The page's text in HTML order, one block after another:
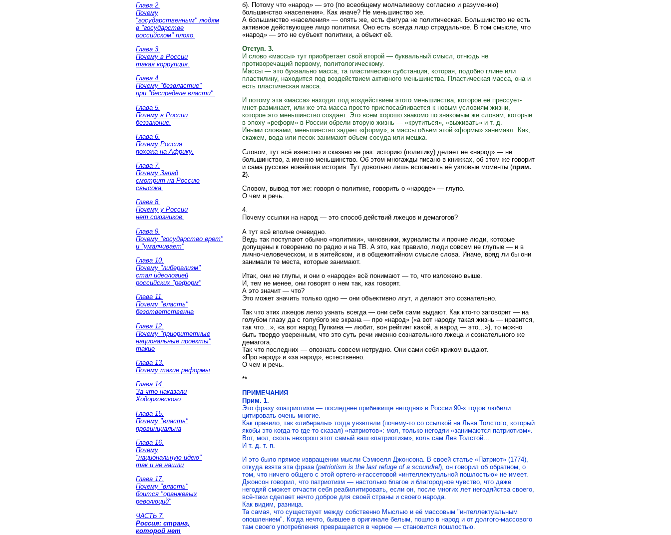
Глава 2.
Почему
"государственным" людям
в "государстве
российском" плохо.
Глава 3.
Почему в России
такая коррупция.
Глава 4.
Почему "безвластие"
при "беспределе власти".
Глава 5.
Почему в России
беззаконие.
Глава 6.
Почему Россия
похожа на Африку.
Глава 7.
Почему Запад
смотрит на Россию
свысока.
Глава 8.
Почему у России
нет союзников.
Глава 9.
Почему "государство врет"
и "умалчивает"
Глава 10.
Почему "либерализм"
стал идеологией
российских "реформ"
Глава 11.
Почему "власть"
безответственна
Глава 12.
Почему "приоритетные
национальные проекты"
такие
Глава 13.
Почему такие реформы
Глава 14.
За что наказали
Ходорковского
Глава 15.
Почему "власть"
провинциальна
Глава 16.
Почему
"национальную идею"
так и не нашли
Глава 17.
Почему "власть"
боится "оранжевых
революций"
ЧАСТЬ 7.
Россия: страна,
которой нет
б). Потому что «народ» — это (по всеобщему молчаливому согласию и разумению)
большинство «населения». Как иначе? Не меньшинство же.
А большинство «населения» — опять же, есть фигура не политическая. Большинство не есть
активное действующее лицо политики. Оно есть всегда лицо страдальное. В том смысле, что
«народ» — это не субъект политики, а объект её.
Отступ. 3.
И слово «массы» тут приобретает свой второй — буквальный смысл, отнюдь не
противоречащий первому, политологическому.
Массы — это буквально масса, та пластическая субстанция, которая, подобно глине или
пластилину, находится под воздействием активного меньшинства. Пластическая масса, она и
есть пластическая масса.
И потому эта «масса» находит под воздействием этого меньшинства, которое её прессует-
мнет-разминает, или же эта масса просто приспосабливается к новым условиям жизни,
которое это меньшинство создает. Это всем хорошо знакомо по знакомым же словам, которые
в эпоху «реформ» в России обрели вторую жизнь — «крутиться», «выживать» и т. д.
Иными словами, меньшинство задает «форму», а массы объем этой «формы» занимают. Как,
скажем, вода или песок занимают объем сосуда или мешка.
Словом, тут всё известно и сказано не раз: историю (политику) делает не «народ» — не
большинство, а именно меньшинство. Об этом многажды писано в книжках, об этом же говорит
и сама русская новейшая история. Тут довольно лишь вспомнить её узловые моменты (прим.
2).
Словом, вывод тот же: говоря о политике, говорить о «народе» — глупо.
О чем и речь.
4.
Почему ссылки на народ — это способ действий лжецов и демагогов?
А тут всё вполне очевидно.
Ведь так поступают обычно «политики», чиновники, журналисты и прочие люди, которые
допущены к говорению по радио и на ТВ. А это, как правило, люди совсем не глупые — и в
лично-человеческом, и в житейском, и в общежитийном смысле слова. Иначе, вряд ли бы они
занимали те места, которые занимают.
Итак, они не глупы, и они о «народе» всё понимают — то, что изложено выше.
И, тем не менее, они говорят о нем так, как говорят.
А это значит — что?
Это может значить только одно — они объективно лгут, и делают это сознательно.
Так что этих лжецов легко узнать всегда — они себя сами выдают. Как кто-то заговорит — на
голубом глазу да с голубого же экрана — про «народ» («а вот народу такая жизнь — нравится,
так что…», «а вот народ Пупкина — любит, вон рейтинг какой, а народ — это…»), то можно
быть твердо уверенным, что это суть речи именно сознательного лжеца и сознательного же
демагога.
Так что последних — опознать совсем нетрудно. Они сами себя криком выдают.
«Про народ» и «за народ», естественно.
О чем и речь.
**
ПРИМЕЧАНИЯ
Прим. 1.
Это фразу «патриотизм — последнее прибежище негодяя» в России 90-х годов любили
цитировать очень многие.
Как правило, так «либералы» тогда уязвляли (почему-то со ссылкой на Льва Толстого, который
якобы это когда-то где-то сказал) «патриотов»: мол, только негодяи «занимаются патриотизм».
Вот, мол, сколь нехорош этот самый ваш «патриотизм», коль сам Лев Толстой…
И т. д. т. п.
И это было прямое извращении мысли Сэмюеля Джонсона. В своей статье «Патриот» (1774),
откуда взята эта фраза (patriotism is the last refuge of a scoundrel), он говорил об обратном, о
том, что ничего общего с этой ортего-и-гассетовой «интеллектуальной пошлостью» не имеет.
Джонсон говорил, что патриотизм — настолько благое и благородное чувство, что даже
негодяй сможет отчасти себя реабилитировать, если он, после многих лет негодяйства своего,
всё-таки сделает нечто доброе для своей страны и своего народа.
Как видим, разница.
Та самая, что существует между собственно Мыслью и её массовым "интеллектуальным
опошлением". Когда нечто, бывшее в оригинале белым, пошло в народ и от долгого-массового
там своего употребления превращается в черное — становится пошлостью.